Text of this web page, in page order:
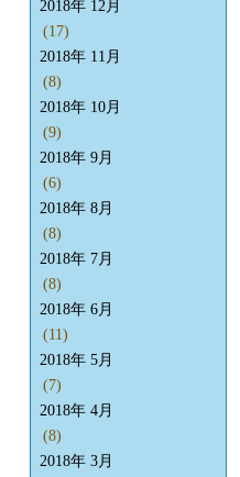
2018年 12月
(17)
2018年 11月
(8)
2018年 10月
(9)
2018年 9月
(6)
2018年 8月
(8)
2018年 7月
(8)
2018年 6月
(11)
2018年 5月
(7)
2018年 4月
(8)
2018年 3月